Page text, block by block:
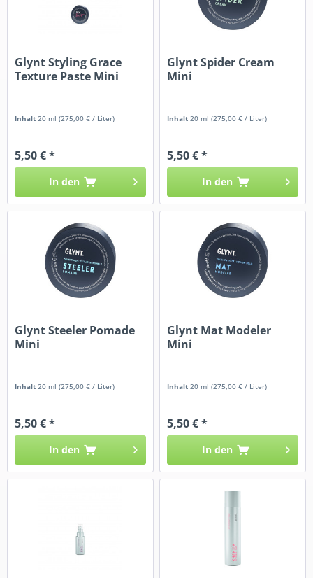
Glynt Styling Grace
Texture Paste Mini
Inhalt20 ml(275,00 € / Liter)
5,50 € *
In den
Glynt Spider Cream
Mini
Inhalt20 ml(275,00 € / Liter)
5,50 € *
In den
Glynt Steeler Pomade
Mini
Inhalt 20 ml(275,00 € / Liter)
5,50 € *
In den
Glynt Mat Modeler
Mini
Inhalt 20 ml(275,00 € / Liter)
5,50 € *
In den